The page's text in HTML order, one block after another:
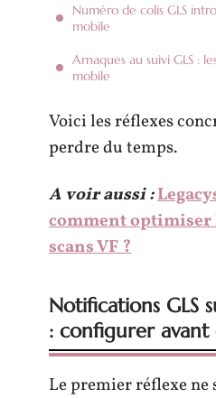
Numéro de colis GLS
mobile
Arnaques au suivi GLS :
mobile
Voici les réflexes
perdre du temps.
A voir aussi :
comment optimiser
scans VF ?
Notifications GLS
: configurer avant
Le premier réflexe ne